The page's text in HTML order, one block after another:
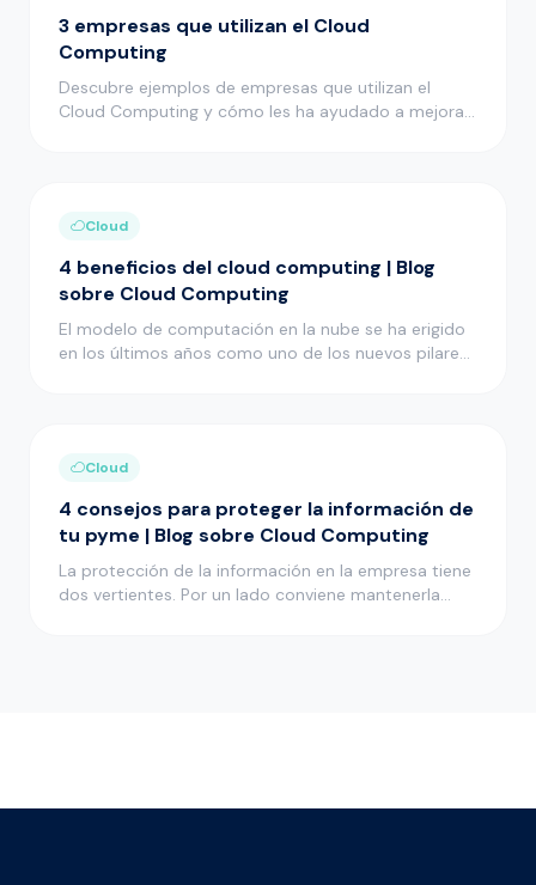
3 empresas que utilizan el Cloud
Computing
Descubre ejemplos de empresas que utilizan el
Cloud Computing y cómo les ha ayudado a mejorar
Cloud
4 beneficios del cloud computing | Blog
sobre Cloud Computing
El modelo de computación en la nube se ha erigido
en los últimos años como uno de los nuevos pilares
Cloud
4 consejos para proteger la información de
tu pyme | Blog sobre Cloud Computing
La protección de la información en la empresa tiene
dos vertientes. Por un lado conviene mantenerla